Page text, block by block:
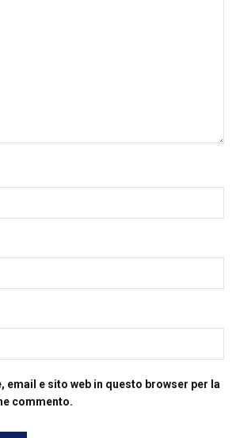
email e sito web in questo browser per la
commento.